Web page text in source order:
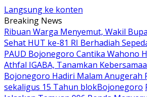
Langsung ke konten
Breaking News
Ribuan Warga Menyemut, Wakil
Sehat HUT ke-81 RI Berhadiah
PAUD Bojonegoro Cantika Wahono
Athfal IGABA, Tanamkan
Bojonegoro Hadiri Malam Anugerah
sekaligus 15 Tahun blokBojonegoro